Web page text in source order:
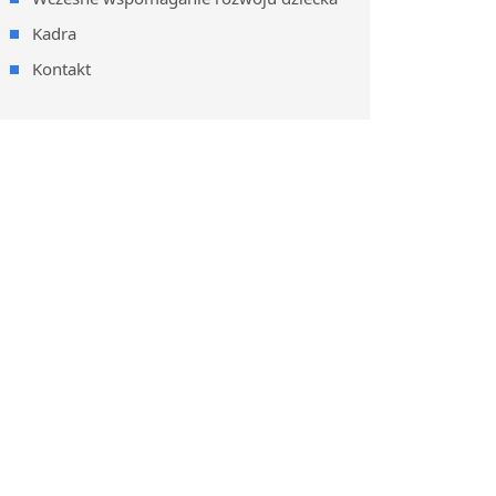
Kadra
Kontakt